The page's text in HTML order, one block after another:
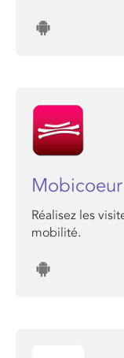
Mobicoeur
Réalisez les
mobilité.